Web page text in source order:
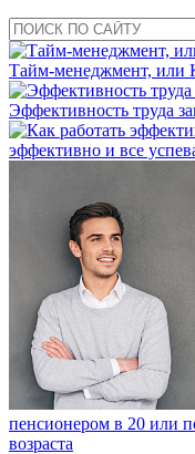
Тайм-менеджмент, или
Эффективность труда
эффективно и все
пенсионером в 20 или
возраста